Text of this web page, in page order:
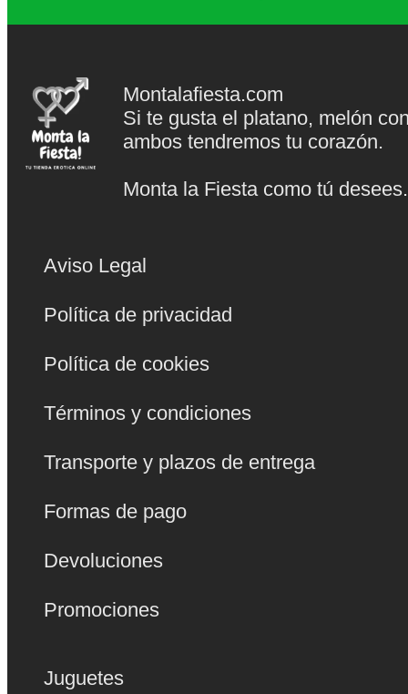
Montalafiesta.com
Si te gusta el platano, melón
ambos tendremos tu corazón.
Monta la Fiesta como tú desees.
Aviso Legal
Política de privacidad
Política de cookies
Términos y condiciones
Transporte y plazos de entrega
Formas de pago
Devoluciones
Promociones
Juguetes